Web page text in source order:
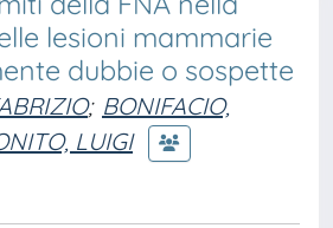
lesioni mammarie
dubbie o sospette
; BONIFACIO,
LUIGI